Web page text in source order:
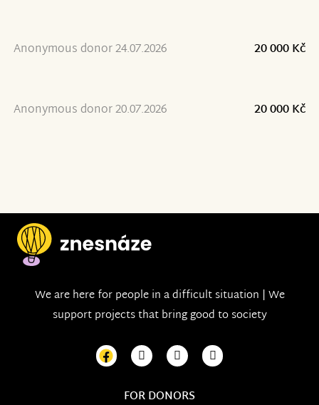
Anonymous donor 24.07.2026 20 000 Kč
Anonymous donor 20.07.2026 20 000 Kč
We are here for people in a difficult situation | We
support projects that bring good to society
FOR DONORS